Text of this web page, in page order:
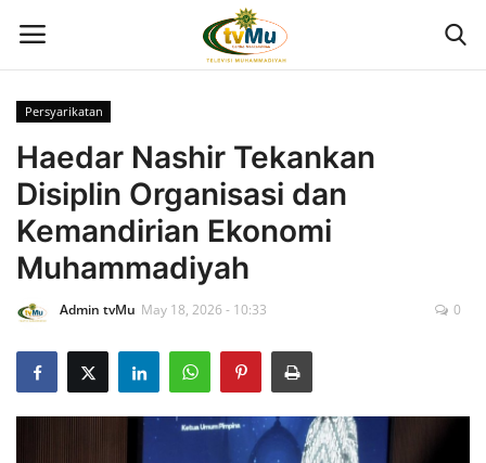
Home
Live Streaming
Berita
Program
Geliat PTMA
Kolom
Persyarikatan
Haedar Nashir Tekankan
Disiplin Organisasi dan
Kemandirian Ekonomi
Muhammadiyah
Admin tvMu May 18, 2026 - 10:33 0